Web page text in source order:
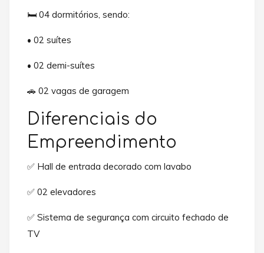
🛏️ 04 dormitórios, sendo:
• 02 suítes
• 02 demi-suítes
🚗 02 vagas de garagem
Diferenciais do
Empreendimento
✅ Hall de entrada decorado com lavabo
✅ 02 elevadores
✅ Sistema de segurança com circuito fechado de
TV